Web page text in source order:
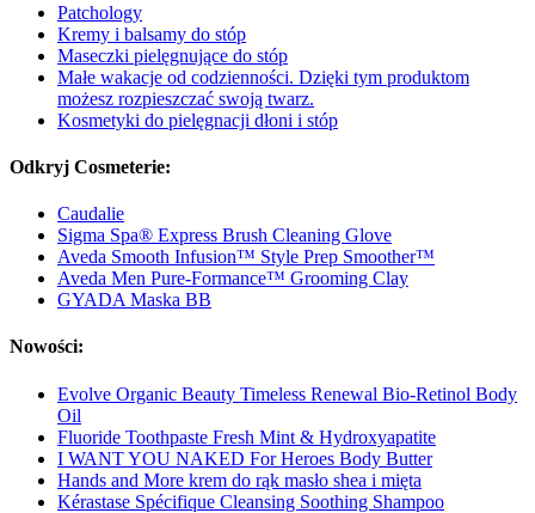
Patchology
Kremy i balsamy do stóp
Maseczki pielęgnujące do stóp
Małe wakacje od codzienności. Dzięki tym produktom
możesz rozpieszczać swoją twarz.
Kosmetyki do pielęgnacji dłoni i stóp
Odkryj Cosmeterie:
Caudalie
Sigma Spa® Express Brush Cleaning Glove
Aveda Smooth Infusion™ Style Prep Smoother™
Aveda Men Pure-Formance™ Grooming Clay
GYADA Maska BB
Nowości:
Evolve Organic Beauty Timeless Renewal Bio-Retinol Body
Oil
Fluoride Toothpaste Fresh Mint & Hydroxyapatite
I WANT YOU NAKED For Heroes Body Butter
Hands and More krem do rąk masło shea i mięta
Kérastase Spécifique Cleansing Soothing Shampoo